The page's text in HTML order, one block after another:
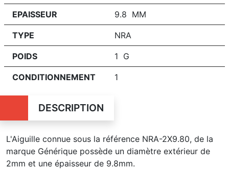
EPAISSEUR 9.8 MM
TYPE NRA
POIDS 1 G
CONDITIONNEMENT 1
DESCRIPTION
L'Aiguille connue sous la référence NRA-2X9.80, de la
marque Générique possède un diamètre extérieur de
2mm et une épaisseur de 9.8mm.